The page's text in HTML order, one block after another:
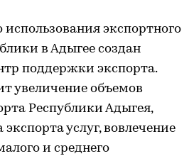
экспортного
в Адыгее создан
поддержки экспорта.
увеличение объемов
Республики Адыгея,
экспорта услуг, вовлечение
и среднего